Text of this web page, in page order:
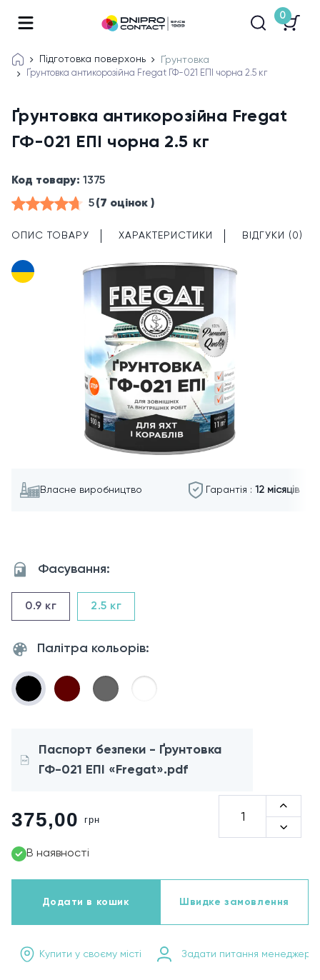
0
Підготовка поверхонь Ґрунтовка
Ґрунтовка антикорозійна Fregat ГФ-021 ЕПІ чорна 2.5 кг
Ґрунтовка антикорозійна Fregat
ГФ-021 ЕПІ чорна 2.5 кг
Код товару: 1375
5(7 оцінок )
ОПИС ТОВАРУ ХАРАКТЕРИСТИКИ ВІДГУКИ (0)
Власне виробництво Гарантія : 12 місяців
Фасування:
0.9 кг 2.5 кг
Палітра кольорів:
Паспорт безпеки - Ґрунтовка
ГФ-021 ЕПІ «Fregat».pdf
375,00 грн
В наявності
Додати в кошик Швидке замовлення
Купити у своєму місті Задати питання менеджеру